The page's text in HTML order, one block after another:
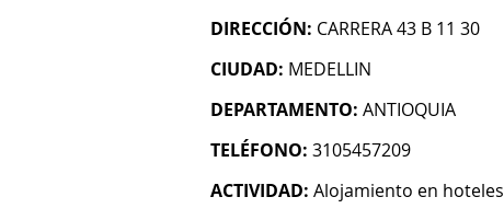
DIRECCIÓN: CARRERA 43 B 11 30
CIUDAD: MEDELLIN
DEPARTAMENTO: ANTIOQUIA
TELÉFONO: 3105457209
ACTIVIDAD: Alojamiento en hoteles